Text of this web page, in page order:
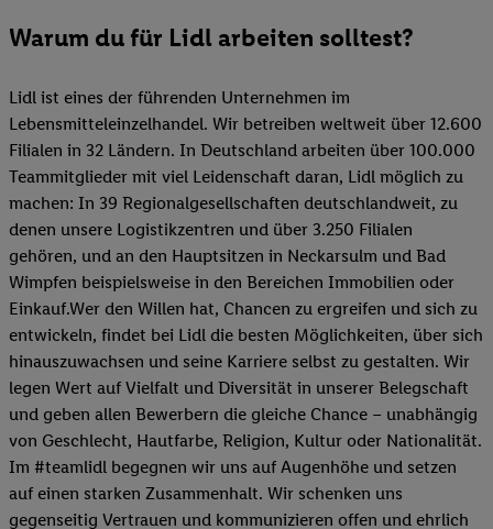
Warum du für Lidl arbeiten solltest?
Lidl ist eines der führenden Unternehmen im
Lebensmitteleinzelhandel. Wir betreiben weltweit über 12.600
Filialen in 32 Ländern. In Deutschland arbeiten über 100.000
Teammitglieder mit viel Leidenschaft daran, Lidl möglich zu
machen: In 39 Regionalgesellschaften deutschlandweit, zu
denen unsere Logistikzentren und über 3.250 Filialen
gehören, und an den Hauptsitzen in Neckarsulm und Bad
Wimpfen beispielsweise in den Bereichen Immobilien oder
Einkauf.Wer den Willen hat, Chancen zu ergreifen und sich zu
entwickeln, findet bei Lidl die besten Möglichkeiten, über sich
hinauszuwachsen und seine Karriere selbst zu gestalten. Wir
legen Wert auf Vielfalt und Diversität in unserer Belegschaft
und geben allen Bewerbern die gleiche Chance – unabhängig
von Geschlecht, Hautfarbe, Religion, Kultur oder Nationalität.
Im #teamlidl begegnen wir uns auf Augenhöhe und setzen
auf einen starken Zusammenhalt. Wir schenken uns
gegenseitig Vertrauen und kommunizieren offen und ehrlich